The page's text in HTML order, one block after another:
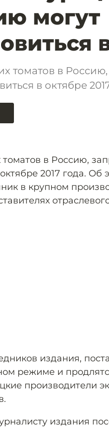
могут
томатов в
в октябре
томатов в Россию,
2017 года. Об
в крупном
издания,
режиме и
производители
издания